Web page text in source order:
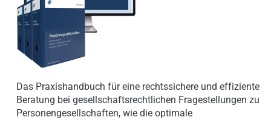
Das Praxishandbuch für eine rechtssichere und effiziente
Beratung bei gesellschaftsrechtlichen Fragestellungen zu
Personengesellschaften, wie die optimale